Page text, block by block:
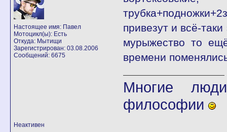
Настоящее имя: Павел
Мотоцикл(ы): Есть
Откуда: Мытищи
Зарегистрирован: 03.08.2006
Сообщений: 6675
привезут и всё-
мурыжество то
времени
Многие
философии
Неактивен